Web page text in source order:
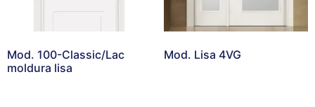
Mod. 100-Classic/Lac
moldura lisa
Mod. Lisa 4VG